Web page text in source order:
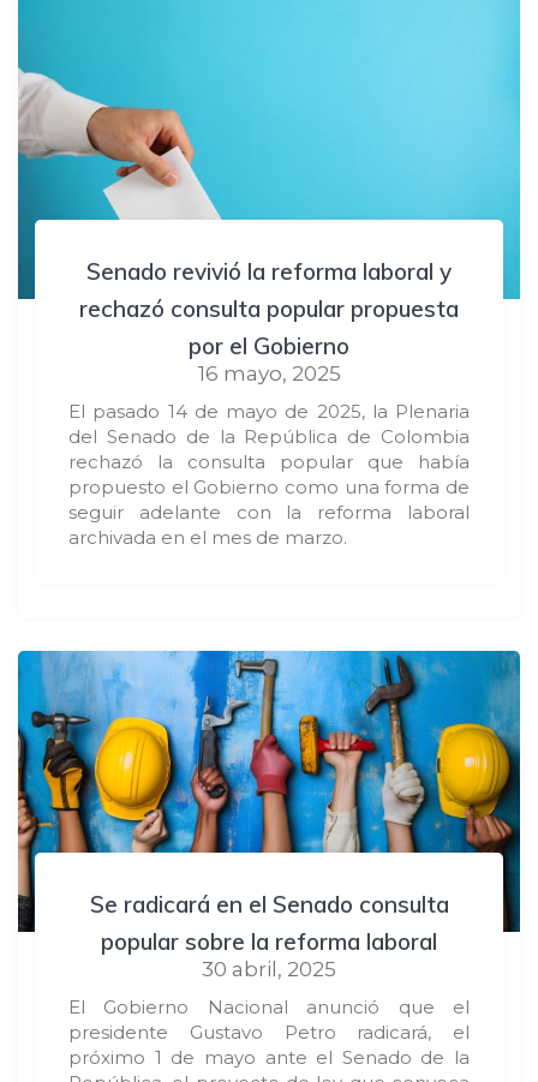
Senado revivió la reforma laboral y
rechazó consulta popular propuesta
por el Gobierno
16 mayo, 2025
El pasado 14 de mayo de 2025, la Plenaria
del Senado de la República de Colombia
rechazó la consulta popular que había
propuesto el Gobierno como una forma de
seguir adelante con la reforma laboral
archivada en el mes de marzo.
Se radicará en el Senado consulta
popular sobre la reforma laboral
30 abril, 2025
El Gobierno Nacional anunció que el
presidente Gustavo Petro radicará, el
próximo 1 de mayo ante el Senado de la